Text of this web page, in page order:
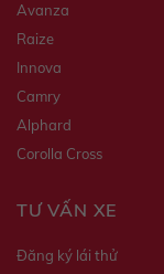
Avanza
Raize
Innova
Camry
Alphard
Corolla Cross
TƯ VẤN XE
Đăng ký lái thử